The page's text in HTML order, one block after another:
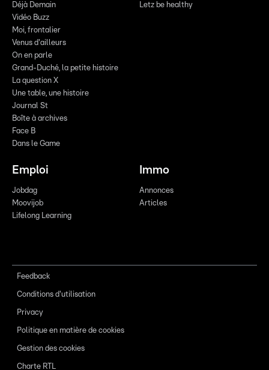
Déjà Demain
Vidéo Buzz
Moi, frontalier
Venus d'ailleurs
On en parle
Grand-Duché, la petite histoire
La question X
Une table, une histoire
Journal St
Boîte à archives
Face B
Dans le Game
Letz be healthy
Emploi
Jobdag
Moovijob
Lifelong Learning
Immo
Annonces
Articles
Feedback
Conditions d'utilisation
Privacy
Politique en matière de cookies
Gestion des cookies
Charte RTL